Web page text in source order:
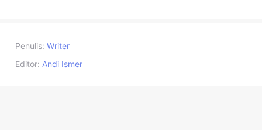
Penulis: Writer
Editor: Andi Ismer